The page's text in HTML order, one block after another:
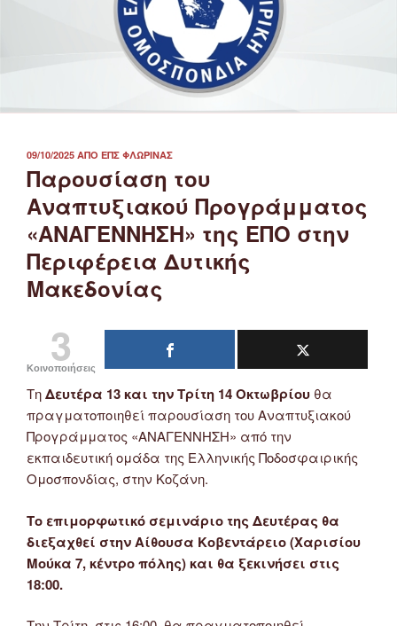
ΔΗΜΟΣΙΕΎΤΗΚΕ
ΣΤΙΣ
09/10/2025 ΑΠΌ ΕΠΣ ΦΛΏΡΙΝΑΣ
Παρουσίαση του
Αναπτυξιακού Προγράμματος
«ΑΝΑΓΕΝΝΗΣΗ» της ΕΠΟ στην
Περιφέρεια Δυτικής
Μακεδονίας
3
Κοινοποιήσεις
ΤηΔευτέρα 13 και την Τρίτη 14 Οκτωβρίου θα
πραγματοποιηθεί παρουσίαση του Αναπτυξιακού
Προγράμματος «ΑΝΑΓΕΝΝΗΣΗ» από την
εκπαιδευτική ομάδα της Ελληνικής Ποδοσφαιρικής
Ομοσπονδίας, στην Κοζάνη.
Το επιμορφωτικό σεμινάριο της Δευτέρας θα
διεξαχθεί στην Αίθουσα Κοβεντάρειο (Χαρισίου
Μούκα 7, κέντρο πόλης) και θα ξεκινήσει στις
18:00.